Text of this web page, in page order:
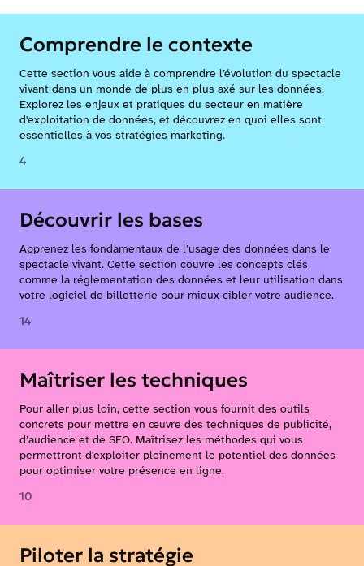
Comprendre le contexte
Cette section vous aide à comprendre l’évolution du spectacle
vivant dans un monde de plus en plus axé sur les données.
Explorez les enjeux et pratiques du secteur en matière
d'exploitation de données, et découvrez en quoi elles sont
essentielles à vos stratégies marketing.
4
Découvrir les bases
Apprenez les fondamentaux de l’usage des données dans le
spectacle vivant. Cette section couvre les concepts clés
comme la réglementation des données et leur utilisation dans
votre logiciel de billetterie pour mieux cibler votre audience.
14
Maîtriser les techniques
Pour aller plus loin, cette section vous fournit des outils
concrets pour mettre en œuvre des techniques de publicité,
d’audience et de SEO. Maîtrisez les méthodes qui vous
permettront d'exploiter pleinement le potentiel des données
pour optimiser votre présence en ligne.
10
Piloter la stratégie